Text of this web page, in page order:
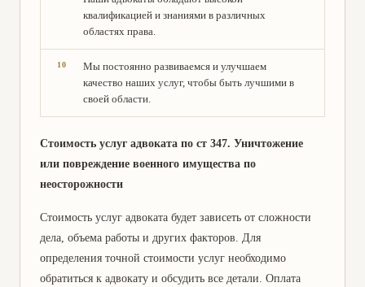
квалификацией и знаниями в различных
областях права.
Мы постоянно развиваемся и улучшаем
качество наших услуг, чтобы быть лучшими в
своей области.
Стоимость услуг адвоката по ст 347. Уничтожение
или повреждение военного имущества по
неосторожности
Стоимость услуг адвоката будет зависеть от сложности
дела, объема работы и других факторов. Для
определения точной стоимости услуг необходимо
обратиться к адвокату и обсудить все детали. Оплата